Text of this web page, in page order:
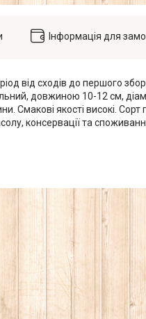
Інформація для
від сходів до першого
довжиною 10-12 см,
Смакові якості високі.
консервації та